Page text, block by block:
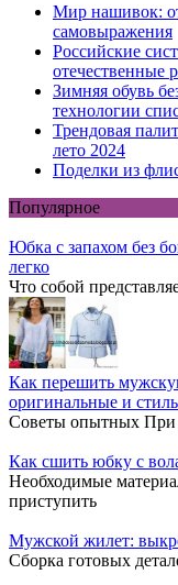
Мир нашивок:
самовыражения
Российские
отечественные
Зимняя обувь
технологии
Трендовая
лето 2024
Поделки из
Популярное
Юбка с запахом без
легко
Что собой
Как перешить
оригинальные и
Советы опытных При
Как сшить юбку с
Необходимые
приступить
Мужской жилет:
Сборка готовых